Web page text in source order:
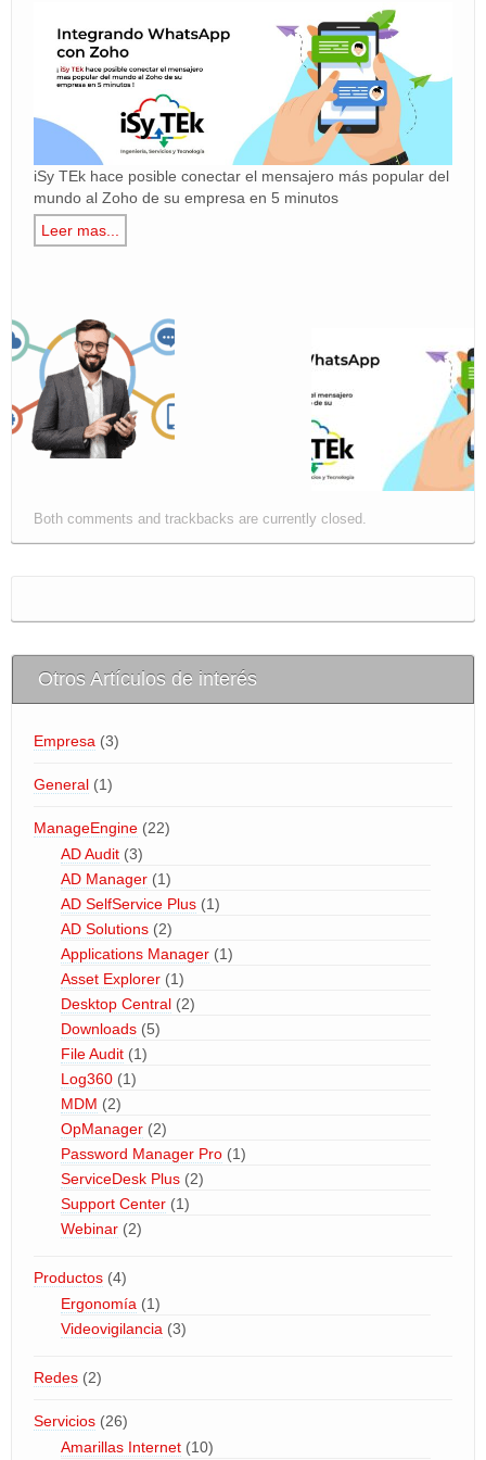
BLOG
Area de Clientes
miTienda
iSy TEk hace posible conectar el mensajero más popular del
mundo al Zoho de su empresa en 5 minutos
Leer mas...
Both comments and trackbacks are currently closed.
Otros Artículos de interés
Empresa (3)
General (1)
ManageEngine (22)
AD Audit (3)
AD Manager (1)
AD SelfService Plus (1)
AD Solutions (2)
Applications Manager (1)
Asset Explorer (1)
Desktop Central (2)
Downloads (5)
File Audit (1)
Log360 (1)
MDM (2)
OpManager (2)
Password Manager Pro (1)
ServiceDesk Plus (2)
Support Center (1)
Webinar (2)
Productos (4)
Ergonomía (1)
Videovigilancia (3)
Redes (2)
Servicios (26)
Amarillas Internet (10)